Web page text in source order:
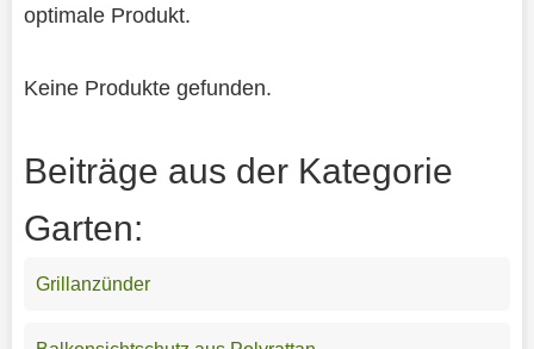
optimale Produkt.
Keine Produkte gefunden.
Beiträge aus der Kategorie
Garten:
Grillanzünder